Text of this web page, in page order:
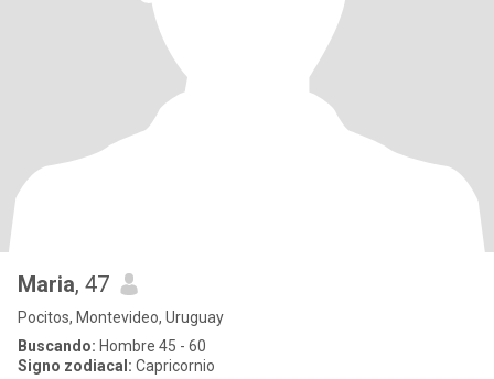
Maria, 47
Pocitos, Montevideo, Uruguay
Buscando: Hombre 45 - 60
Signo zodiacal: Capricornio